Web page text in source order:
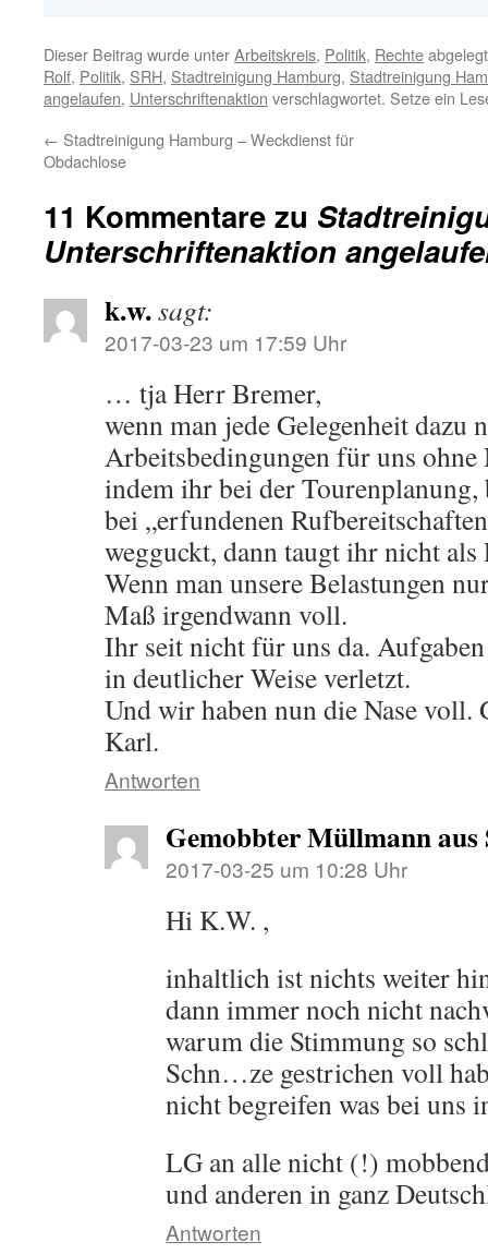
Dieser Beitrag wurde unterArbeitskreis, Politik, Rechte
Rolf, Politik, SRH, Stadtreinigung Hamburg, Stadtreinigung
angelaufen, Unterschriftenaktion verschlagwortet. Setze ein
← Stadtreinigung Hamburg – Weckdienst für
Obdachlose
11 Kommentare zu
Unterschriftenaktion
k.w.sagt:
2017-03-23 um 17:59 Uhr
… tja Herr Bremer,
wenn man jede Gelegenheit dazu
Arbeitsbedingungen für uns ohne
indem ihr bei der Tourenplanung,
bei „erfundenen
wegguckt, dann taugt ihr nicht als
Wenn man unsere Belastungen
Maß irgendwann voll.
Ihr seit nicht für uns da.
in deutlicher Weise verletzt.
Und wir haben nun die Nase voll.
Karl.
Antworten
Gemobbter Müllmann aus
2017-03-25 um 10:28 Uhr
Hi K.W. ,
inhaltlich ist nichts weiter
dann immer noch nicht
warum die Stimmung so
Schn…ze gestrichen voll
nicht begreifen was bei uns
LG an alle nicht (!)
und anderen in ganz
Antworten